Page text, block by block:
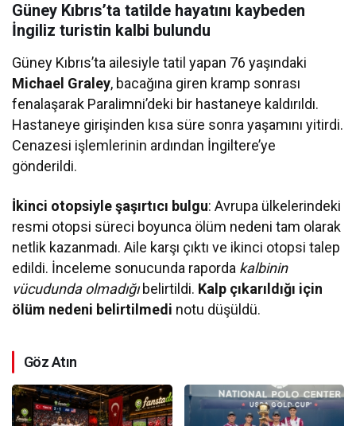
Güney Kıbrıs’ta tatilde hayatını kaybeden
İngiliz turistin kalbi bulundu
Güney Kıbrıs’ta ailesiyle tatil yapan 76 yaşındaki
Michael Graley, bacağına giren kramp sonrası
fenalaşarak Paralimni’deki bir hastaneye kaldırıldı.
Hastaneye girişinden kısa süre sonra yaşamını yitirdi.
Cenazesi işlemlerinin ardından İngiltere’ye
gönderildi.
İkinci otopsiyle şaşırtıcı bulgu: Avrupa ülkelerindeki
resmi otopsi süreci boyunca ölüm nedeni tam olarak
netlik kazanmadı. Aile karşı çıktı ve ikinci otopsi talep
edildi. İnceleme sonucunda raporda kalbinin
vücudunda olmadığıbelirtildi. Kalp çıkarıldığı için
ölüm nedeni belirtilmedi notu düşüldü.
Göz Atın